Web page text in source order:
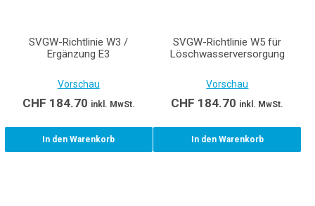
SVGW-Richtlinie W3 /
Ergänzung E3
Vorschau
CHF 184.70 inkl. MwSt.
In den Warenkorb
SVGW-Richtlinie W5 für
Löschwasserversorgung
Vorschau
CHF 184.70 inkl. MwSt.
In den Warenkorb